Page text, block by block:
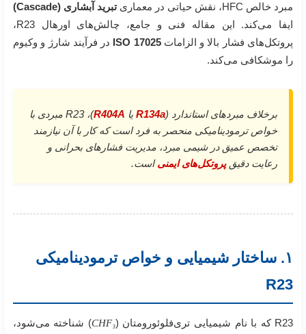
مبرد خالص HFC، نقش حیاتی در معماری
تبرید آبشاری (Cascade)
ایفا می‌کند. این مقاله فنی و جامع، چالش‌های اورهال R23،
پروتکل‌های فشار بالا و الزاماتISO 17025 در فرآیند شارژ و وکیوم
را موشکافی می‌کند.
برخلاف مبردهای استاندارد (R134a یا R404A
)، R23 مبردی با
خواص ترمودینامیکی منحصر به فرد است که کار با آن نیازمند
تخصص عمیق در شیمی مبرد، مدیریت فشارهای بحرانی و
رعایت دقیقپروتکل‌های ایمنیاست.
۱. ساختار شیمیایی و خواص ترمودینامیکی
R23
R23 که با نام شیمیایی تری‌فلوئورو‌متان ( CHF₃) شناخته می‌شود،